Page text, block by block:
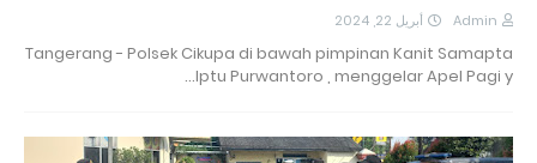
Admin أبريل 22, 2024
Tangerang - Polsek Cikupa di bawah pimpinan Kanit Samapta
Iptu Purwantoro , menggelar Apel Pagi y…